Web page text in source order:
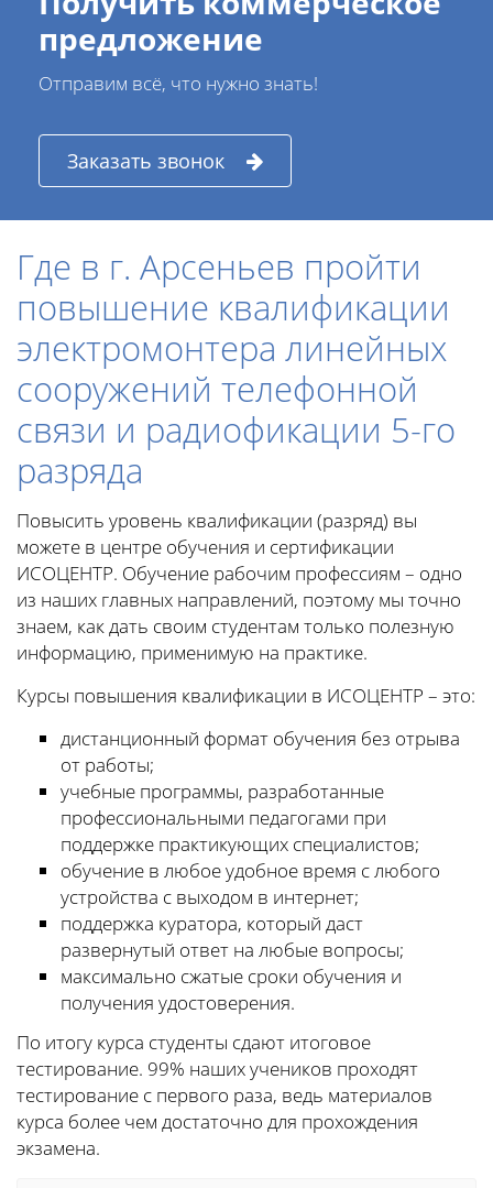
предложение
Отправим всё, что нужно знать!
Заказать звонок
Где в г. Арсеньев пройти
повышение квалификации
электромонтера линейных
сооружений телефонной
связи и радиофикации 5-го
разряда
Повысить уровень квалификации (разряд) вы
можете в центре обучения и сертификации
ИСОЦЕНТР. Обучение рабочим профессиям – одно
из наших главных направлений, поэтому мы точно
знаем, как дать своим студентам только полезную
информацию, применимую на практике.
Курсы повышения квалификации в ИСОЦЕНТР – это:
дистанционный формат обучения без отрыва
от работы;
учебные программы, разработанные
профессиональными педагогами при
поддержке практикующих специалистов;
обучение в любое удобное время с любого
устройства с выходом в интернет;
поддержка куратора, который даст
развернутый ответ на любые вопросы;
максимально сжатые сроки обучения и
получения удостоверения.
По итогу курса студенты сдают итоговое
тестирование. 99% наших учеников проходят
тестирование с первого раза, ведь материалов
курса более чем достаточно для прохождения
экзамена.